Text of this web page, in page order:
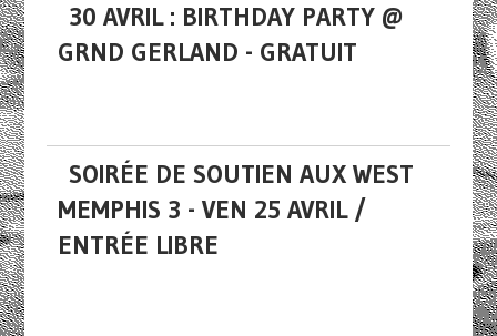
30 AVRIL : BIRTHDAY PARTY @
GRND GERLAND - GRATUIT
SOIRÉE DE SOUTIEN AUX WEST
MEMPHIS 3 - VEN 25 AVRIL /
ENTRÉE LIBRE